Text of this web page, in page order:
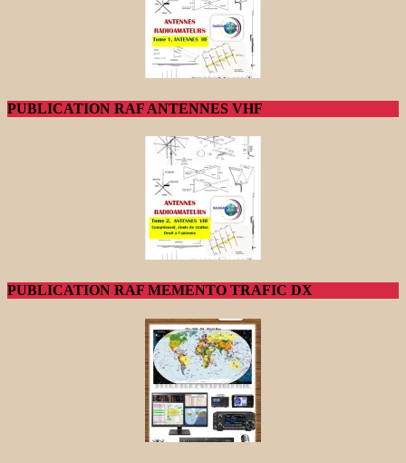
PUBLICATION RAF ANTENNES VHF
PUBLICATION RAF MEMENTO TRAFIC DX